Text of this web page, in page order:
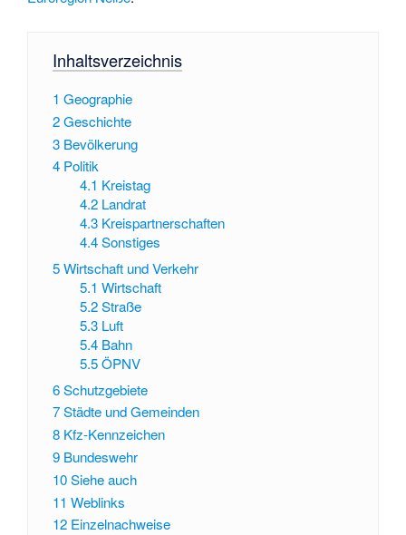
Inhaltsverzeichnis
1 Geographie
2Geschichte
3 Bevölkerung
4 Politik
4.1 Kreistag
4.2 Landrat
4.3 Kreispartnerschaften
4.4 Sonstiges
5Wirtschaft und Verkehr
5.1 Wirtschaft
5.2 Straße
5.3 Luft
5.4 Bahn
5.5 ÖPNV
6Schutzgebiete
7Städte und Gemeinden
8 Kfz-Kennzeichen
9 Bundeswehr
10Siehe auch
11 Weblinks
12 Einzelnachweise